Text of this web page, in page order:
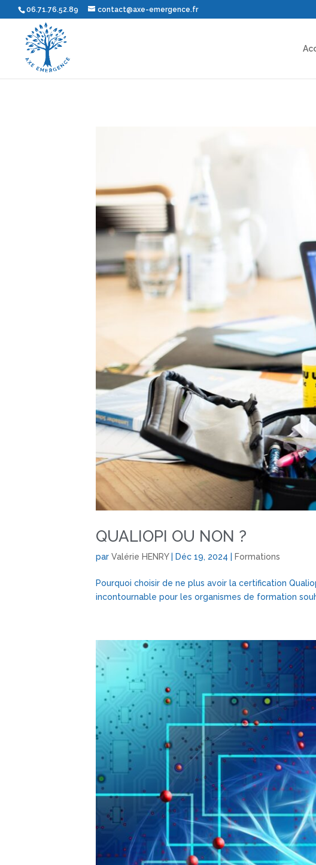
06.71.76.52.89 contact@axe-emergence.fr
QUALIOPI OU NON ?
par Valérie HENRY| Déc 19, 2024 Formations
Pourquoi choisir de ne plus avoir la certification
incontournable pour les organismes de formation